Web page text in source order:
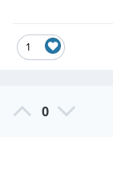
1
0